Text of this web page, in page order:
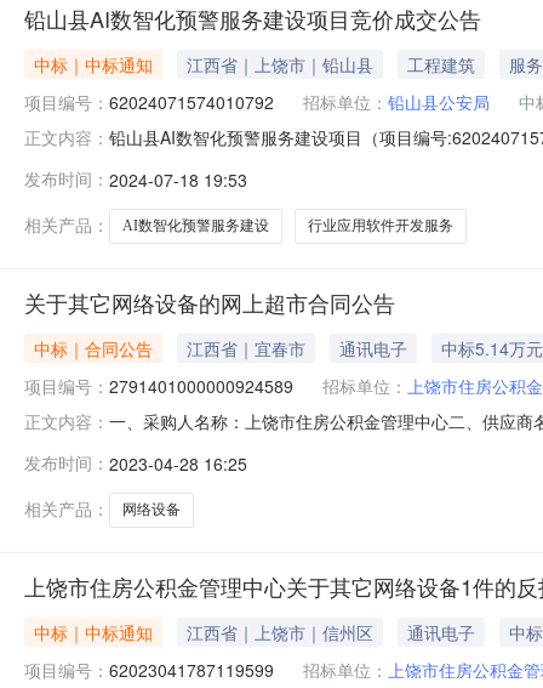
铅山县AI数智化预警服务建设项目竞价成交公告
中标｜中标通知 江西省｜上饶市｜铅山县 工程建筑
服务
项目编号： 62024071574010792 招标单位： 铅山县公安局
中
正文内容： 铅山县AI数智化预警服务建设项目（项目编号
2024-07-1818:00二、采购单位信息采购单位名称：铅山
发布时间： 2024-07-18 19:53
相关产品：
AI数智化预警服务建设 行业应用软件开发服务
关于其它网络设备的网上超市合同公告
中标｜合同公告 江西省｜宜春市 通讯电子
中标5.14万元
项目编号： 2791401000000924589 招标单位： 上饶市住房公积
正文内容： 一、采购人名称：上饶市住房公积金管理中心二、供应
1.005148051480服务要求或标的基本概况：七、其它事
发布时间： 2023-04-28 16:25
相关产品：
网络设备
上饶市住房公积金管理中心关于其它网络设备1件的
中标｜中标通知 江西省｜上饶市｜信州区 通讯电子
中
项目编号： 62023041787119599 招标单位： 上饶市住房公积金